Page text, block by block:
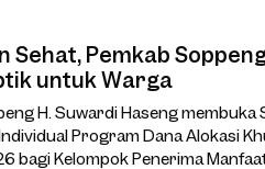
Sehat, Pemkab
untuk Warga
H. Suwardi Haseng membuka
Program Dana Alokasi
bagi Kelompok Penerima